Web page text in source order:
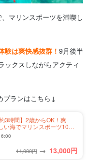
マリンスポーツを満喫し
験は爽快感抜群！ 9月後半
ックスしながらアクティ
プランはこちら↓
3時間】2歳からOK！爽
海でマリンスポーツ10種
送迎（No.551）
14,000円 → 13,000円